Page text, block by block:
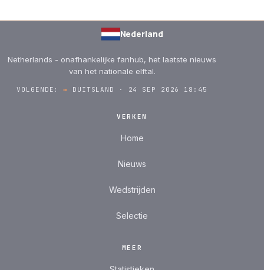
Nederland
Netherlands - onafhankelijke fanhub, het laatste nieuws
van het nationale elftal.
VOLGENDE:→ DUITSLAND · 24 SEP 2026 18:45
VERKEN
Home
Nieuws
Wedstrijden
Selectie
MEER